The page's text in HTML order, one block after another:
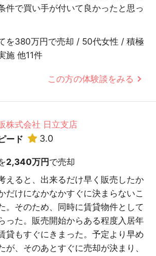
件で買い手が付いて良かったと思っ
を380万円で売却 / 50代女性 / 積極
施 他11件
この方の体験談をみる
株式会社 日立支店
ード
3.0
2,340万円 で売却
えると、出来るだけ早く販売したか
だけになかなかすぐに決まらないこ
。そのため、同時に賃貸物件として
った。販売開始からある程度入居年
貸もすぐにきまった。予定より早め
が、そのあとすぐに売却が決まり、